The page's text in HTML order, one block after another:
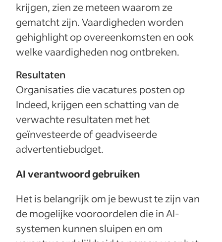
krijgen, zien ze meteen waarom ze
gematcht zijn. Vaardigheden worden
gehighlight op overeenkomsten en ook
welke vaardigheden nog ontbreken.
Resultaten
Organisaties die vacatures posten op
Indeed, krijgen een schatting van de
verwachte resultaten met het
geïnvesteerde of geadviseerde
advertentiebudget.
AI verantwoord gebruiken
Het is belangrijk om je bewust te zijn van
de mogelijke vooroordelen die in AI-
systemen kunnen sluipen en om